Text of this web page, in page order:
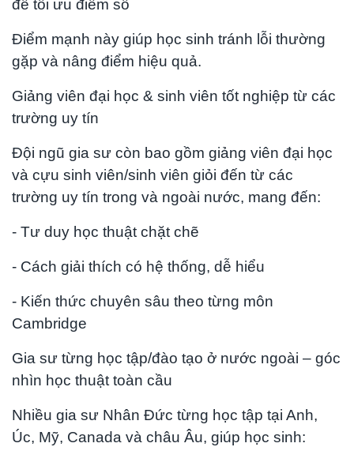
để tối ưu điểm số
Điểm mạnh này giúp học sinh tránh lỗi thường
gặp và nâng điểm hiệu quả.
Giảng viên đại học & sinh viên tốt nghiệp từ các
trường uy tín
Đội ngũ gia sư còn bao gồm giảng viên đại học
và cựu sinh viên/sinh viên giỏi đến từ các
trường uy tín trong và ngoài nước, mang đến:
- Tư duy học thuật chặt chẽ
- Cách giải thích có hệ thống, dễ hiểu
- Kiến thức chuyên sâu theo từng môn
Cambridge
Gia sư từng học tập/đào tạo ở nước ngoài – góc
nhìn học thuật toàn cầu
Nhiều gia sư Nhân Đức từng học tập tại Anh,
Úc, Mỹ, Canada và châu Âu, giúp học sinh: